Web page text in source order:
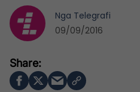
Nga Telegrafi
09/09/2016